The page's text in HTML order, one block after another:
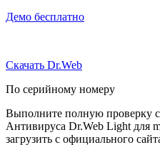
Демо бесплатно
Скачать Dr.Web
По серийному номеру
Выполните полную проверку
Антивируса Dr.Web Light для
загрузить с официального